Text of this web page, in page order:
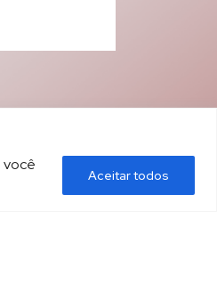
você
Aceitar todos